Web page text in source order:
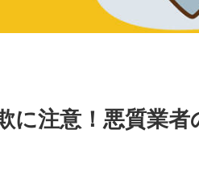
に注意！悪質業者